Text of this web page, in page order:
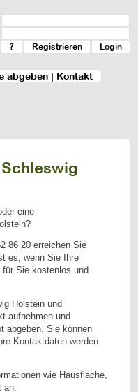
abgeben | Kontakt
? Registrieren
eine
86 20 erreichen Sie
es, wenn Sie Ihre
Sie kostenlos und
Holstein und
aufnehmen und
abgeben. Sie können
Kontaktdaten werden
wie Hausfläche,
an.